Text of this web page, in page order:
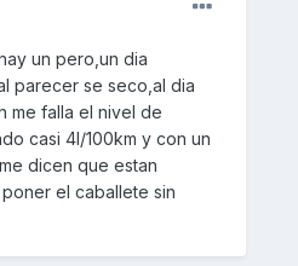
un pero,un dia
parecer se seco,al dia
me falla el nivel de
casi 4l/100km y con un
dicen que estan
el caballete sin